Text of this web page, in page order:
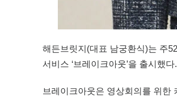
해든브릿지(대표 남궁환식)는 주
서비스 ‘브레이크아웃’을 출시했다.
브레이크아웃은 영상회의를 위한